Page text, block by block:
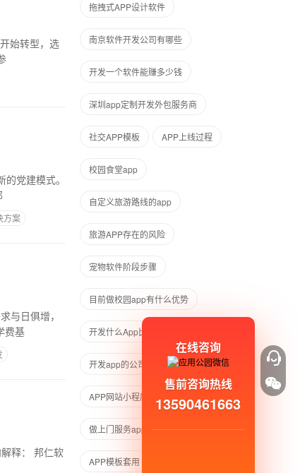
党建模式。
组织生活。 那
方案
与日俱增，
费基
拖拽式APP设计软件
南京软件开发公司有哪些
开发一个软件能赚多少钱
深圳app定制开发外包服务商
社交APP模板 APP上线过程
校园食堂app
自定义旅游路线的app
旅游APP存在的风险
宠物软件阶段步骤
目前做校园app有什么优势
开发什么App比较赚钱
开发app的公司哪家好
APP网站小程序难以程度
做上门服务app盈利在哪里
APP模板套用
在线咨询
售前咨询热线
13590461663